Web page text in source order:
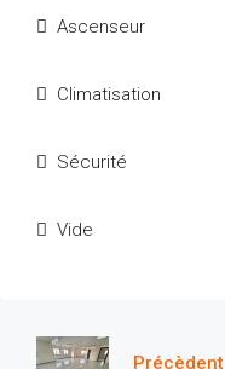
Ascenseur
Climatisation
Sécurité
Vide
Précèdent